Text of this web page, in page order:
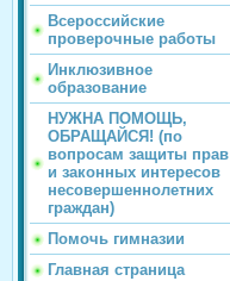
Всероссийские
проверочные работы
Инклюзивное
образование
НУЖНА ПОМОЩЬ,
ОБРАЩАЙСЯ! (по
вопросам защиты прав
и законных интересов
несовершеннолетних
граждан)
Помочь гимназии
Главная страница